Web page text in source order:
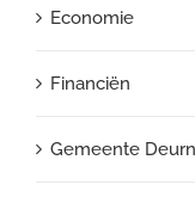
Economie
Financiën
Gemeente